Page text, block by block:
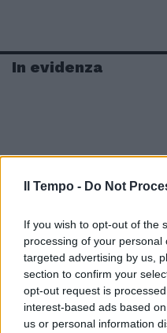
Il Tempo - Do Not
If you wish to opt-out of the
processing of your
targeted advertising by us,
section to confirm your
opt-out request is
interest-based ads based
us or personal information
In evidenza